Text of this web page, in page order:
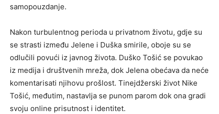
samopouzdanje.
Nakon turbulentnog perioda u privatnom životu, gdje su
se strasti između Jelene i Duška smirile, oboje su se
odlučili povući iz javnog života. Duško Tošić se povukao
iz medija i društvenih mreža, dok Jelena obećava da neće
komentarisati njihovu prošlost. Tinejdžerski život Nike
Tošić, međutim, nastavlja se punom parom dok ona gradi
svoju online prisutnost i identitet.